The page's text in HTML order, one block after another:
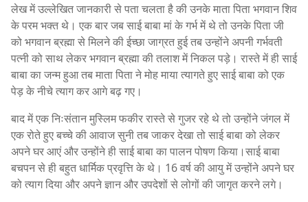
लेख में उल्लेखित जानकारी से पता चलता है की उनके माता पिता भगवान शिव
के परम भक्त थे। एक बार जब साई बाबा मां के गर्भ में थे तो उनके पिता जी
को भगवान ब्रह्मा से मिलने की ईच्छा जाग्रत हुई तब उन्होंने अपनी गर्भवती
पत्नी को साथ लेकर भगवान ब्रह्मा की तलाश में निकल पड़े। रास्ते में ही साई
बाबा का जन्म हुआ तब माता पिता ने मोह माया त्यागते हुए साई बाबा को एक
पेड़ के नीचे त्याग कर आगे बढ़ गए।
बाद में एक निःसंतान मुस्लिम फकीर रास्ते से गुजर रहे थे तो उन्होंने जंगल में
एक रोते हुए बच्चे की आवाज सुनी तब जाकर देखा तो साई बाबा को लेकर
अपने घर आएं और उन्होंने ही साई बाबा का पालन पोषण किया।साई बाबा
बचपन से ही बहुत धार्मिक प्रवृत्ति के थे। 16 वर्ष की आयु में उन्होंने अपने घर
को त्याग दिया और अपने ज्ञान और उपदेशों से लोगों की जागृत करने लगे।